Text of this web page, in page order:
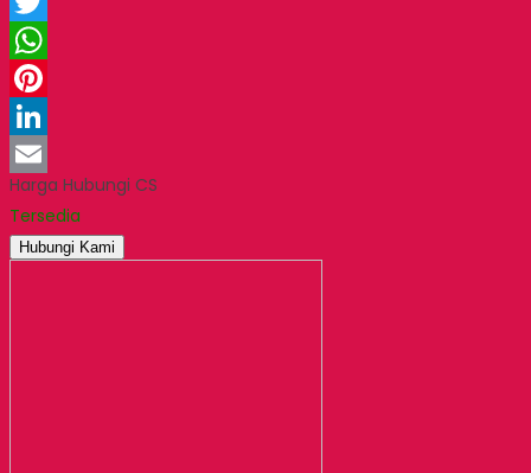
Twitter
WhatsApp
Pinterest
LinkedIn
Email
Harga Hubungi CS
Tersedia
Hubungi Kami